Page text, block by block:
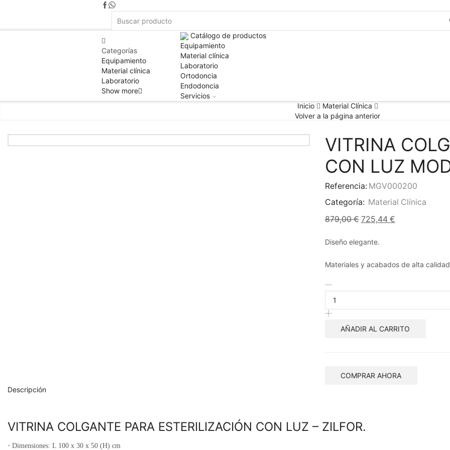
Categorías
Equipamiento
Material clínica
Laboratorio
Show more
Catálogo de productos
Equipamiento
Material clínica
Laboratorio
Ortodoncia
Endodoncia
Servicios
Inicio
Material Clínica
Volver a la página anterior
VITRINA
CON LUZ
Referencia: MGV000200
Categoría: Material Clínica
879,00€ 725,44 €
Diseño elegante.
Materiales y acabados de alta
AÑADIR AL CARRITO
COMPRAR AHORA
Descripción
VITRINA COLGANTE PARA ESTERILIZACIÓN CON LUZ – ZILFOR.
· Dimensiones: L 100 x 30 x 50 (H) cm